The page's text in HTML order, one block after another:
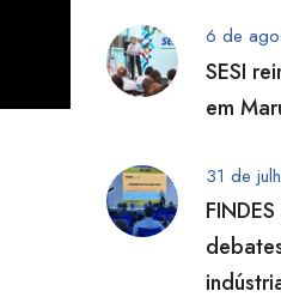
6 de
SESI
em
31 de